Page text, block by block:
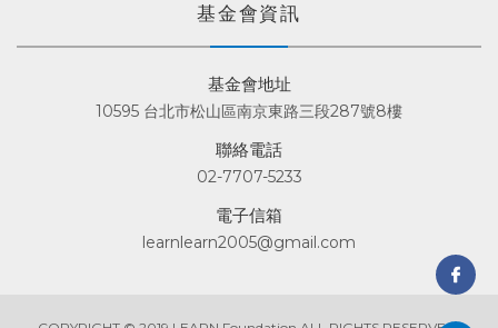
基金會資訊
基金會地址
10595 台北市松山區南京東路三段287號8樓
聯絡電話
02-7707-5233
電子信箱
learnlearn2005@gmail.com